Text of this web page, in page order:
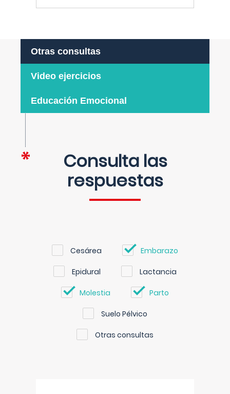
Otras consultas
Video ejercicios
Educación Emocional
Consulta las
respuestas
Cesárea Embarazo
Epidural Lactancia
Molestia Parto
Suelo Pélvico
Otras consultas